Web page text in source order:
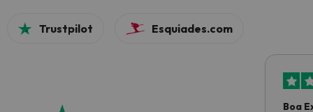
Trustpilot Esquiades.com
Boa